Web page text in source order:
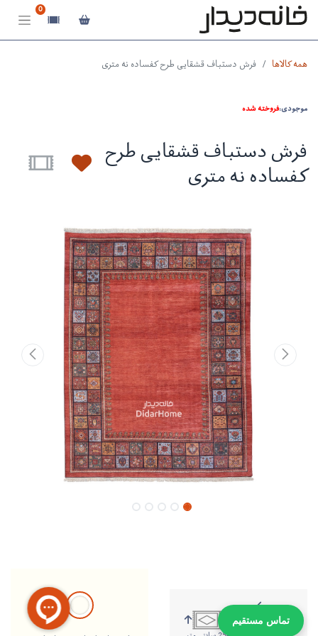
0
همه کالاها فرش دستباف قشقایی طرح کفساده نه متری
موجودی:فروخته شده
فرش دستباف قشقایی طرح
کفساده نه متری
تماس مستقیم